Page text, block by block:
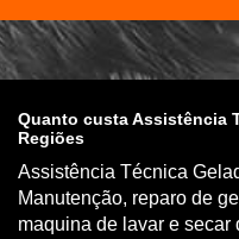
Quanto custa Assistência
Regiões
Assistência Técnica
Manutenção, reparo de
maquina de lavar e secar